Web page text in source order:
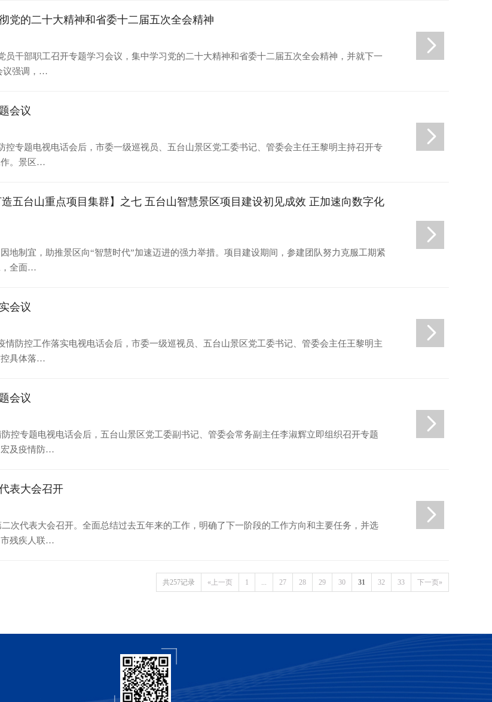
党的二十大精神和省委十二届五次全会精神
员干部职工召开专题学习会议，集中学习党的二十大精神和省委十二届五次全会精神，并就下一
强调，…
会议
控专题电视电话会后，市委一级巡视员、五台山景区党工委书记、管委会主任王黎明主持召开专
作。景区…
造五台山重点项目集群】之七 五台山智慧景区项目建设初见成效 正加速向数字化
地制宜，助推景区向“智慧时代”加速迈进的强力举措。项目建设期间，参建团队努力克服工期紧
，全面…
会议
情防控工作落实电视电话会后，市委一级巡视员、五台山景区党工委书记、管委会主任王黎明主
控具体落…
会议
控专题电视电话会后，五台山景区党工委副书记、管委会常务副主任李淑辉立即组织召开专题
宏及疫情防…
表大会召开
次代表大会召开。全面总结过去五年来的工作，明确了下一阶段的工作方向和主要任务，并选
市残疾人联…
共257记录 «上一页 1 ... 27 28 29 30 31 32 33 下一页»